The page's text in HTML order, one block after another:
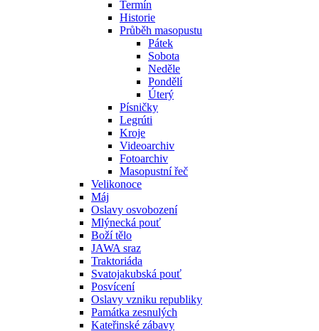
Termín
Historie
Průběh masopustu
Pátek
Sobota
Neděle
Pondělí
Úterý
Písničky
Legrúti
Kroje
Videoarchiv
Fotoarchiv
Masopustní řeč
Velikonoce
Máj
Oslavy osvobození
Mlýnecká pouť
Boží tělo
JAWA sraz
Traktoriáda
Svatojakubská pouť
Posvícení
Oslavy vzniku republiky
Památka zesnulých
Kateřinské zábavy